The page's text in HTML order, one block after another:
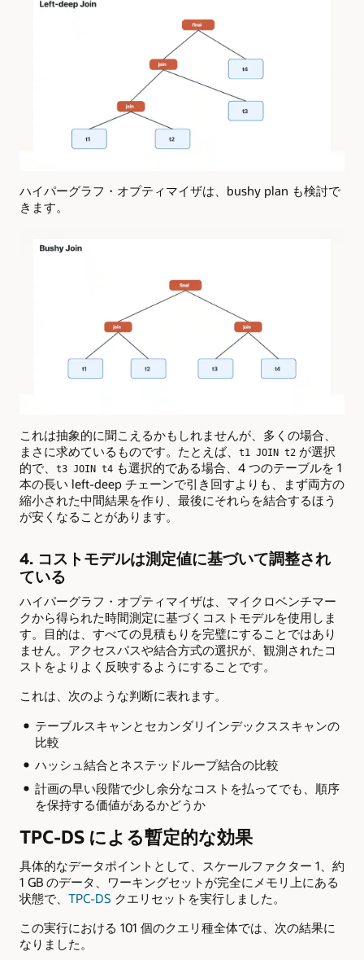
ハイパーグラフ・オプティマイザは、bushy plan も検討で
きます。
これは抽象的に聞こえるかもしれませんが、多くの場合、
まさに求めているものです。たとえば、
t1 JOIN t2 が選択
的で、
t3 JOIN t4 も選択的である場合、4 つのテーブルを 1
本の長い left-deep チェーンで引き回すよりも、まず両方の
縮小された中間結果を作り、最後にそれらを結合するほう
が安くなることがあります。
4. コストモデルは測定値に基づいて調整され
ている
ハイパーグラフ・オプティマイザは、マイクロベンチマー
クから得られた時間測定に基づくコストモデルを使用しま
す。目的は、すべての見積もりを完璧にすることではあり
ません。アクセスパスや結合方式の選択が、観測されたコ
ストをよりよく反映するようにすることです。
これは、次のような判断に表れます。
テーブルスキャンとセカンダリインデックススキャンの
比較
ハッシュ結合とネステッドループ結合の比較
計画の早い段階で少し余分なコストを払ってでも、順序
を保持する価値があるかどうか
TPC-DS による暫定的な効果
具体的なデータポイントとして、スケールファクター 1、約
1 GB のデータ、ワーキングセットが完全にメモリ上にある
状態で、 TPC-DS クエリセットを実行しました。
この実行における 101 個のクエリ種全体では、次の結果に
なりました。